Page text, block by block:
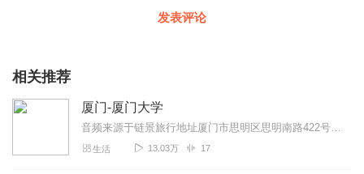
发表评论
相关推荐
厦门-厦门大学
音频来源于链景旅行地址厦门市思明区思明南路422号票价描述免费开放时间全天开放乘车信息暂无
生活 13.03万 17